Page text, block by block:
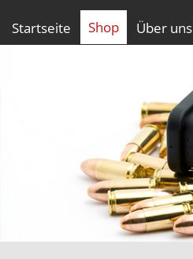
Startseite Shop Über uns